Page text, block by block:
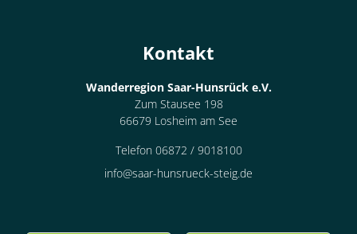
Kontakt
Wanderregion Saar-Hunsrück e.V.
Zum Stausee 198
66679 Losheim am See
Telefon 06872 / 9018100
info@saar-hunsrueck-steig.de